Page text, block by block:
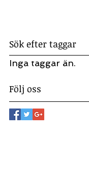
Sök efter taggar
Inga taggar än.
Följ oss